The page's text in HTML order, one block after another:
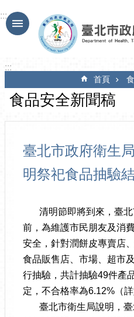
跳到主要內容區塊
:::
:::
首頁
食品安全新聞稿
臺北市政府衛生
明祭祀食品抽驗
清明節即將到來，臺北
前，為維護市民朋友及消
安全，針對潤餅皮專賣店
食品販售店、市場、超市
行抽驗，共計抽驗49件產
定，不合格率為6.12%（詳
臺北市衛生局說明，臺